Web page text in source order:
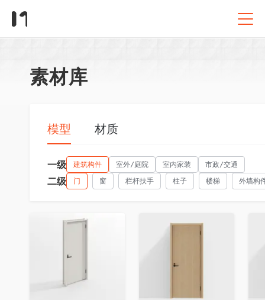
素材库
模型 材质
一级 建筑构件 室外/庭院 室内家装 市政/交通
二级 门 窗 栏杆扶手 柱子 楼梯 外墙构
收藏 收藏